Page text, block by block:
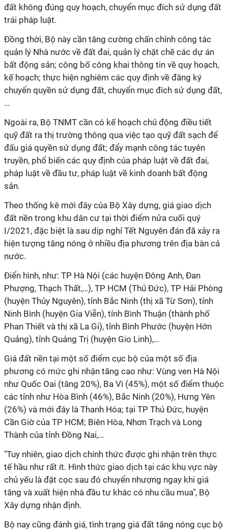
đất không đúng quy hoạch, chuyển mục đích sử dụng đất
trái pháp luật.
Đồng thời, Bộ này cần tăng cường chấn chỉnh công tác
quản lý Nhà nước về đất đai, quản lý chặt chẽ các dự án
bất động sản; công bố công khai thông tin về quy hoạch,
kế hoạch; thực hiện nghiêm các quy định về đăng ký
chuyển quyền sử dụng đất, chuyển mục đích sử dụng đất,
…
Ngoài ra, Bộ TNMT cần có kế hoạch chủ động điều tiết
quỹ đất ra thị trường thông qua việc tạo quỹ đất sạch để
đấu giá quyền sử dụng đất; đẩy mạnh công tác tuyên
truyền, phổ biến các quy định của pháp luật về đất đai,
pháp luật về đầu tư, pháp luật về kinh doanh bất động
sản.
Theo thống kê mới đây của Bộ Xây dựng, giá giao dịch
đất nền trong khu dân cư tại thời điểm nửa cuối quý
I/2021, đặc biệt là sau dịp nghỉ Tết Nguyên đán đã xảy ra
hiện tượng tăng nóng ở nhiều địa phương trên địa bàn cả
nước.
Điển hình, như: TP Hà Nội (các huyện Đông Anh, Đan
Phượng, Thạch Thất,…), TP HCM (Thủ Đức), TP Hải Phòng
(huyện Thủy Nguyên), tỉnh Bắc Ninh (thị xã Từ Sơn), tỉnh
Ninh Bình (huyện Gia Viễn), tỉnh Bình Thuận (thành phố
Phan Thiết và thị xã La Gi), tỉnh Bình Phước (huyện Hớn
Quảng), tỉnh Quảng Trị (huyện Gio Linh),…
Giá đất nền tại một số điểm cục bộ của một số địa
phương có mức ghi nhận tăng cao như: Vùng ven Hà Nội
như Quốc Oai (tăng 20%), Ba Vì (45%), một số điểm thuộc
các tỉnh như Hòa Bình (46%), Bắc Ninh (20%), Hưng Yên
(26%) và mới đây là Thanh Hóa; tại TP Thủ Đức, huyện
Cần Giờ của TP HCM; Biên Hòa, Nhơn Trạch và Long
Thành của tỉnh Đồng Nai,…
"Tuy nhiên, giao dịch chính thức được ghi nhận trên thực
tế hầu như rất ít. Hình thức giao dịch tại các khu vực này
chủ yếu là đặt cọc sau đó chuyển nhượng ngay khi giá
tăng và xuất hiện nhà đầu tư khác có nhu cầu mua", Bộ
Xây dựng nhận định.
Bộ nay cũng đánh giá, tình trạng giá đất tăng nóng cục bộ